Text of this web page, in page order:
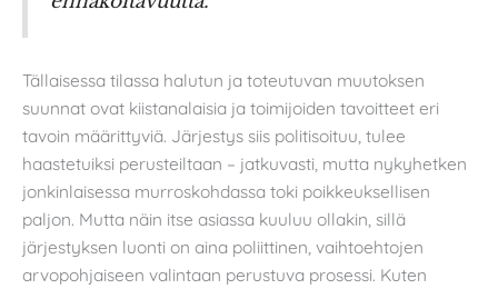
Tällaisessa tilassa halutun ja toteutuvan muutoksen
suunnat ovat kiistanalaisia ja toimijoiden tavoitteet eri
tavoin määrittyviä. Järjestys siis politisoituu, tulee
haastetuiksi perusteiltaan – jatkuvasti, mutta nykyhetken
jonkinlaisessa murroskohdassa toki poikkeuksellisen
paljon. Mutta näin itse asiassa kuuluu ollakin, sillä
järjestyksen luonti on aina poliittinen, vaihtoehtojen
arvopohjaiseen valintaan perustuva prosessi. Kuten